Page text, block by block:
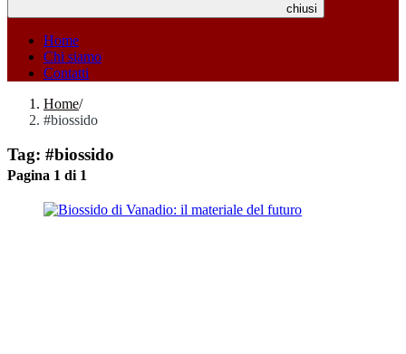
chiusi
Home
Chi siamo
Contatti
Home/
#biossido
Tag: #biossido
Pagina 1 di 1